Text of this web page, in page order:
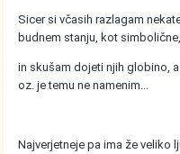
Sicer si včasih razlagam
budnem stanju, kot simbolične,
in skušam dojeti njih globino,
oz. je temu ne namenim...
Najverjetneje pa ima že veliko